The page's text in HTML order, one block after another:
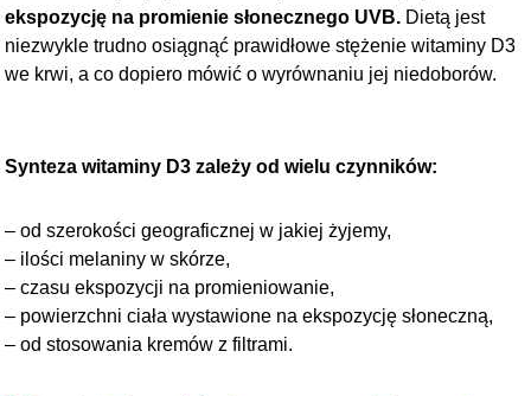
ekspozycję na promienie słonecznego UVB. Dietą jest
niezwykle trudno osiągnąć prawidłowe stężenie witaminy D3
we krwi, a co dopiero mówić o wyrównaniu jej niedoborów.
Synteza witaminy D3 zależy od wielu czynników:
– od szerokości geograficznej w jakiej żyjemy,
– ilości melaniny w skórze,
– czasu ekspozycji na promieniowanie,
– powierzchni ciała wystawione na ekspozycję słoneczną,
– od stosowania kremów z filtrami.